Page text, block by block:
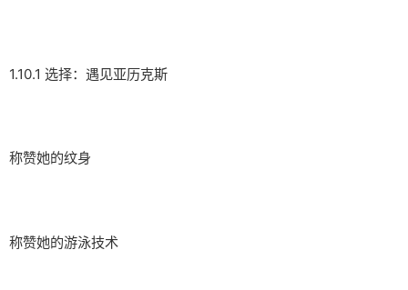
1.10.1 选择：遇见亚历克斯
称赞她的纹身
称赞她的游泳技术